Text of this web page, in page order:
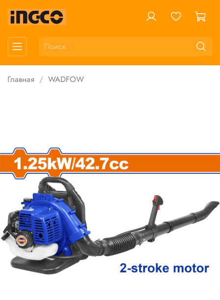
Главная WADFOW